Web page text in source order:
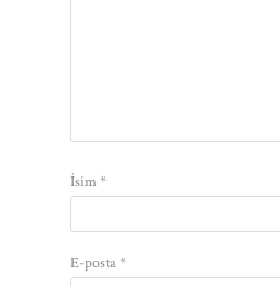
İsim*
E-posta*